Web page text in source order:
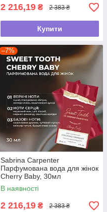
2 216,19 ₴ 2 383 ₴
Купити
–7%
Sabrina Carpenter
Парфумована вода для жінок
Cherry Baby, 30мл
В наявності
2 216,19 ₴ 2 383 ₴